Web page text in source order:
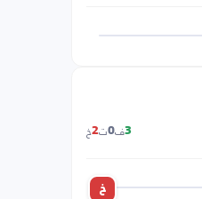
3ف0ت2خ
خ